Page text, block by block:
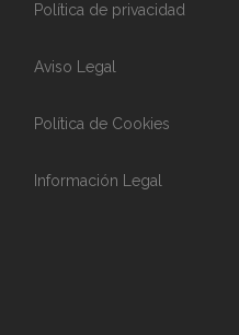
Política de privacidad
Aviso Legal
Política de Cookies
Información Legal